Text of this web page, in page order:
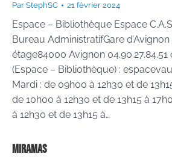
Par StephSC 21 février 2024
Espace – Bibliothèque Espace
Bureau AdministratifGare
étage84000 Avignon 04.90.27.84.51
(Espace – Bibliothèque) :
Mardi : de 09h00 à 12h30 et de
de 10h00 à 12h30 et de 13h15 à
à 12h30 et de 13h15 à…
Miramas